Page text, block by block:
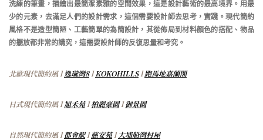
洗練的筆畫，描繪出最簡潔素雅的空間效果，這是設計藝術的最高境界。用最
少的元素，去滿足人們的設計需求，這個需要設計師去思考，實踐。現代簡約
風格不是造型簡陋、工藝簡單的為簡設計，其從佈局到材料顏色的搭配、物品
的擺放都非常的講究，這需要設計師的反復思量和考究。
北歐現代簡約風 l逸瓏灣8lKOKOHILLSl跑馬地嘉蘭閣
日式現代簡約風 l旭禾苑l柏麗豪園l御景園
自然現代簡約風 l都會駅l慈安苑l大埔船灣村屋